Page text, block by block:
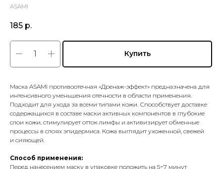
ASAMI
185 р.
Купить
Маска ASAMI противоотечная «Дренаж-эффект» предназначена для
интенсивного уменьшения отечности в области применения.
Подходит для ухода за всеми типами кожи. Способствует доставке
содержащихся в составе маски активных компонентов в глубокие
слои кожи, стимулирует отток лимфы и активизирует обменные
процессы в слоях эпидермиса. Кожа выглядит ухоженной, свежей
и сияющей.
Способ применения:
Перед нанесением маску в упаковке положить на 5−7 минут